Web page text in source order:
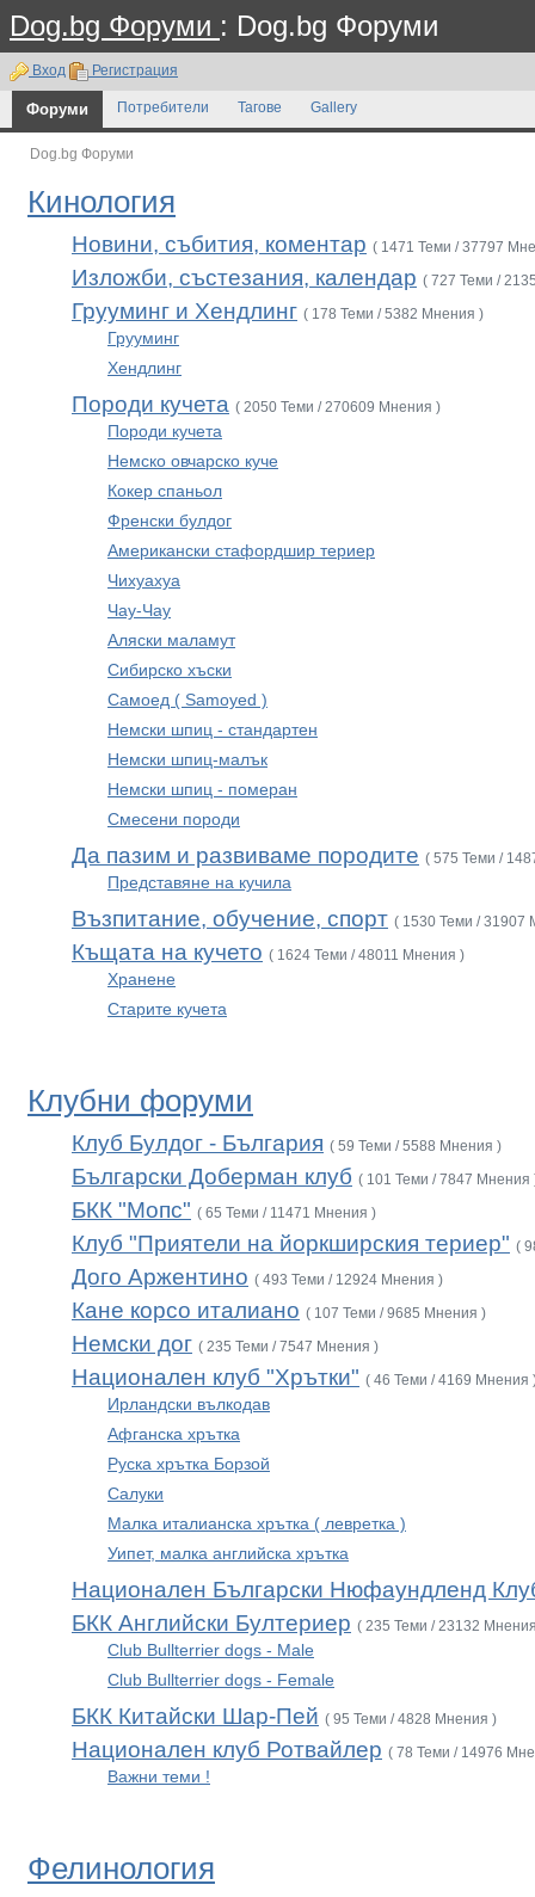
Dog.bg Форуми : Dog.bg Форуми
Вход Регистрация
Форуми Потребители Тагове Gallery
Dog.bg Форуми
Кинология
Новини, събития, коментар ( 1471 Теми / 37797
Изложби, състезания, календар ( 727 Теми /
Грууминг и Хендлинг ( 178 Теми / 5382 Мнения )
Грууминг
Хендлинг
Породи кучета ( 2050 Теми / 270609 Мнения )
Породи кучета
Немско овчарско куче
Кокер спаньол
Френски булдог
Американски стафордшир териер
Чихуахуа
Чау-Чау
Аляски маламут
Сибирско хъски
Самоед ( Samoyed )
Немски шпиц - стандартен
Немски шпиц-малък
Немски шпиц - померан
Смесени породи
Да пазим и развиваме породите ( 575 Теми /
Представяне на кучила
Възпитание, обучение, спорт ( 1530 Теми / 31907
Къщата на кучето ( 1624 Теми / 48011 Мнения )
Хранене
Старите кучета
Клубни форуми
Клуб Булдог - България ( 59 Теми / 5588 Мнения )
Български Доберман клуб ( 101 Теми / 7847 Мнения
БКК "Мопс" ( 65 Теми / 11471 Мнения )
Клуб "Приятели на йоркширския териер" (
Дого Аржентино ( 493 Теми / 12924 Мнения )
Кане корсо италиано ( 107 Теми / 9685 Мнения )
Немски дог ( 235 Теми / 7547 Мнения )
Национален клуб "Хрътки" ( 46 Теми / 4169 Мнения
Ирландски вълкодав
Афганска хрътка
Руска хрътка Борзой
Салуки
Малка италианска хрътка ( левретка )
Уипет, малка английска хрътка
Национален Български Нюфаундленд
БКК Английски Бултериер ( 235 Теми / 23132
Club Bullterrier dogs - Male
Club Bullterrier dogs - Female
БКК Китайски Шар-Пей ( 95 Теми / 4828 Мнения )
Национален клуб Ротвайлер ( 78 Теми / 14976
Важни теми !
Фелинология